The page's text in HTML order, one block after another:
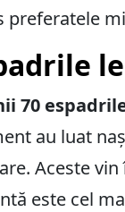
preferatele
70
au luat
Aceste
este cel